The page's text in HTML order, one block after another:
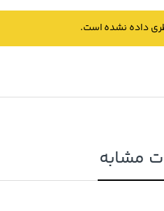
داده نشده است.
مشابه